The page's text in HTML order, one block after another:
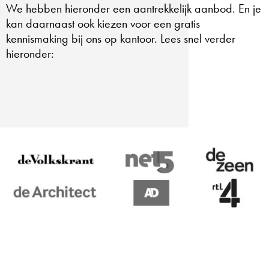
We hebben hieronder een aantrekkelijk aanbod. En je
kan daarnaast ook kiezen voor een gratis
kennismaking bij ons op kantoor. Lees snel verder
hieronder: